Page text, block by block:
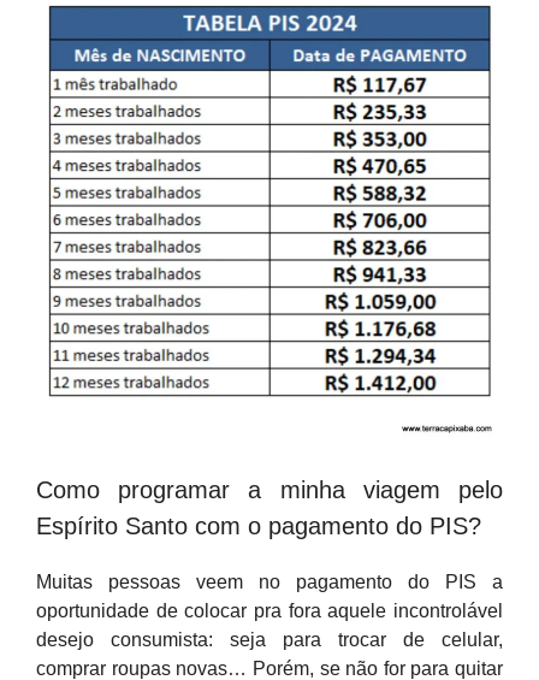
Como programar a minha viagem pelo
Espírito Santo com o pagamento do PIS?
Muitas pessoas veem no pagamento do PIS a
oportunidade de colocar pra fora aquele incontrolável
desejo consumista: seja para trocar de celular,
comprar roupas novas… Porém, se não for para quitar